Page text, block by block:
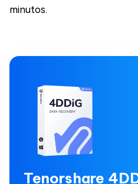
minutos.
Tenorshare